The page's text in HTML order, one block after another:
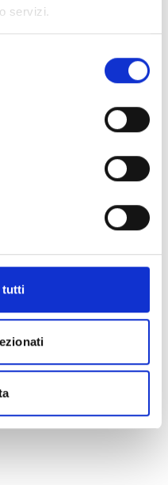
servizi.
tutti